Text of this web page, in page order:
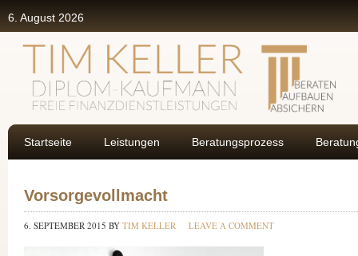
6. August 2026
Startseite Leistungen Beratungsprozess
Vorsorgevollmacht
6. SEPTEMBER 2015 BY TIM KELLER LEAVE A COMMENT